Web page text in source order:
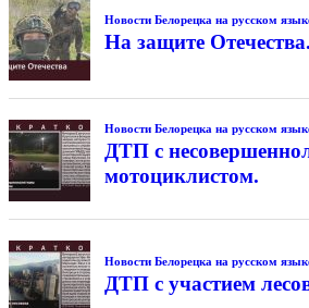
Новости Белорецка на русском
На защите Отечества.
Новости Белорецка на русском
ДТП с
мотоциклистом.
Новости Белорецка на русском
ДТП с участием